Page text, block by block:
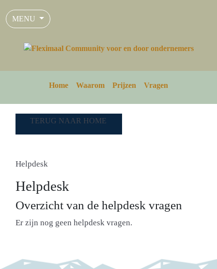
MENU
Home Waarom Prijzen Vragen
TERUG NAAR HOME
Helpdesk
Helpdesk
Overzicht van de helpdesk vragen
Er zijn nog geen helpdesk vragen.